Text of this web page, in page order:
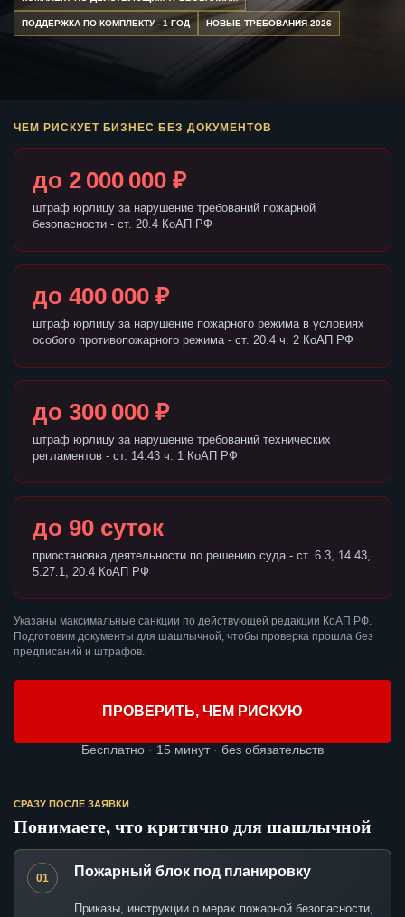
ПОДДЕРЖКА ПО КОМПЛЕКТУ - 1 ГОД НОВЫЕ ТРЕБОВАНИЯ 2026
ЧЕМ РИСКУЕТ БИЗНЕС БЕЗ ДОКУМЕНТОВ
до 2 000 000 ₽
штраф юрлицу за нарушение требований пожарной
безопасности - ст. 20.4 КоАП РФ
до 400 000 ₽
штраф юрлицу за нарушение пожарного режима в условиях
особого противопожарного режима - ст. 20.4 ч. 2 КоАП РФ
до 300 000 ₽
штраф юрлицу за нарушение требований технических
регламентов - ст. 14.43 ч. 1 КоАП РФ
до 90 суток
приостановка деятельности по решению суда - ст. 6.3, 14.43,
5.27.1, 20.4 КоАП РФ
Указаны максимальные санкции по действующей редакции КоАП РФ.
Подготовим документы для шашлычной, чтобы проверка прошла без
предписаний и штрафов.
ПРОВЕРИТЬ, ЧЕМ РИСКУЮ
Бесплатно · 15 минут · без обязательств
СРАЗУ ПОСЛЕ ЗАЯВКИ
Понимаете, что критично для шашлычной
01 Пожарный блок под планировку
Приказы, инструкции о мерах пожарной безопасности,